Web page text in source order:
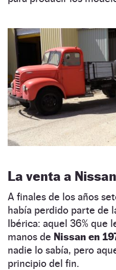
La venta a Nissan
A finales de los años
había perdido parte de
Ibérica: aquel 36% que
manos de Nissan en
nadie lo sabía, pero
principio del fin.